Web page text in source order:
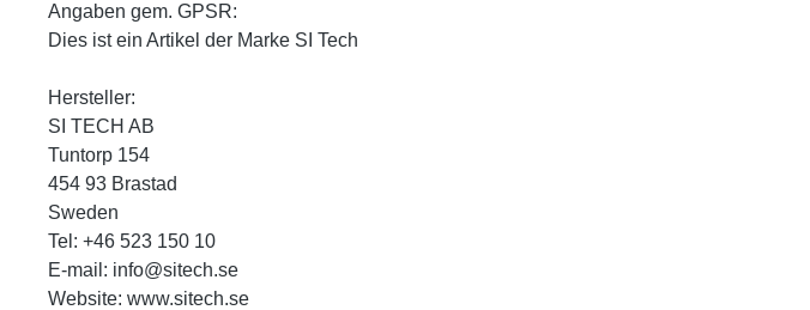
Angaben gem. GPSR:
Dies ist ein Artikel der Marke SI Tech
Hersteller:
SI TECH AB
Tuntorp 154
454 93 Brastad
Sweden
Tel: +46 523 150 10
E-mail: info@sitech.se
Website: www.sitech.se